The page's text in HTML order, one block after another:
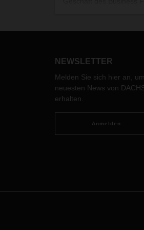
Logistics. Ein Gespräch
NEWSLETTER
Melden Sie sich hier an,
neuesten News von
erhalten.
Anmelden